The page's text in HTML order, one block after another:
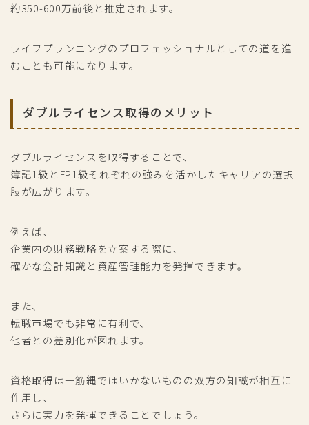
約350-600万前後と推定されます。
ライフプランニングのプロフェッショナルとしての道を進
むことも可能になります。
ダブルライセンス取得のメリット
ダブルライセンスを取得することで、
簿記1級とFP1級それぞれの強みを活かしたキャリアの選択
肢が広がります。
例えば、
企業内の財務戦略を立案する際に、
確かな会計知識と資産管理能力を発揮できます。
また、
転職市場でも非常に有利で、
他者との差別化が図れます。
資格取得は一筋縄ではいかないものの双方の知識が相互に
作用し、
さらに実力を発揮できることでしょう。